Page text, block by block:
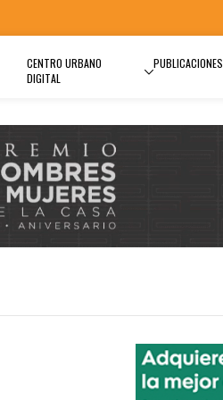
CENTRO URBANO
DIGITAL
PUBLICACIONES